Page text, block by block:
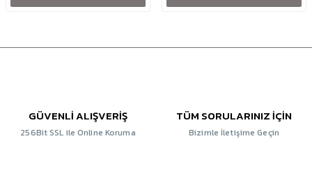
GÜVENLİ ALIŞVERİŞ
256Bit SSL ile Online Koruma
TÜM SORULARINIZ İÇİN
Bizimle İletişime Geçin